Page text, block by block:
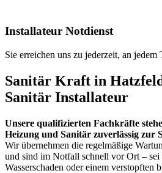
Installateur Notdienst
Sie erreichen uns zu jederzeit, an jedem
Sanitär Kraft in
Sanitär Installateur
Unsere qualifizierten Fachkräfte
Heizung und Sanitär zuverlässig zur
Wir übernehmen die regelmäßige
und sind im Notfall schnell vor Ort – sei
Wasserschaden oder einem verstopften